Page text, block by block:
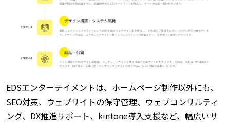
EDSエンターテイメントは、ホームページ制作以外にも、
SEO対策、ウェブサイトの保守管理、ウェブコンサルティ
ング、DX推進サポート、kintone導入支援など、幅広いサ